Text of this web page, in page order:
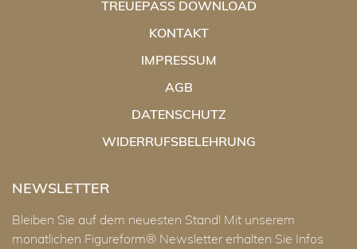
TREUEPASS DOWNLOAD
KONTAKT
IMPRESSUM
AGB
DATENSCHUTZ
WIDERRUFSBELEHRUNG
NEWSLETTER
Bleiben Sie auf dem neuesten Stand! Mit unserem
monatlichen Figureform® Newsletter erhalten Sie Infos